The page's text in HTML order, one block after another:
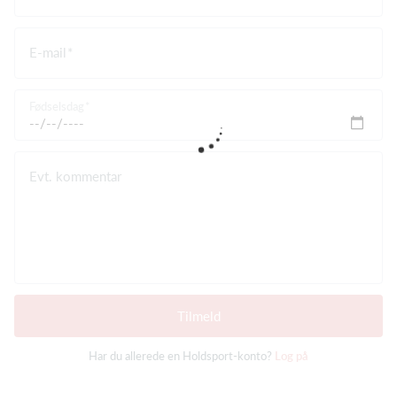
E-mail
Evt. kommentar
Tilmeld
Har du allerede en Holdsport-konto? Log på